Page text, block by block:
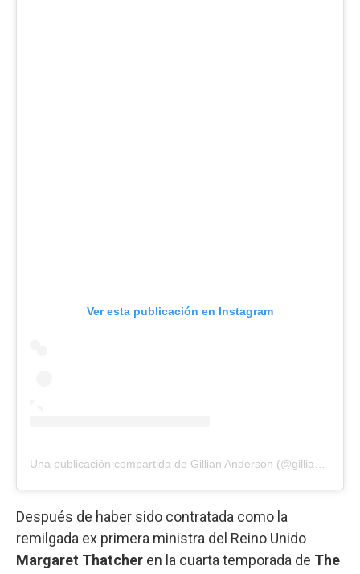
Ver esta publicación en Instagram
Después de haber sido contratada como la
remilgada ex primera ministra del Reino Unido
Margaret Thatcher en la cuarta temporada de The